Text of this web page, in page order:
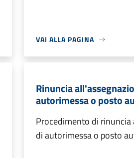
VAI ALLA PAGINA
Rinuncia
autorimessa o posto
Procedimento di rinuncia
di autorimessa o posto